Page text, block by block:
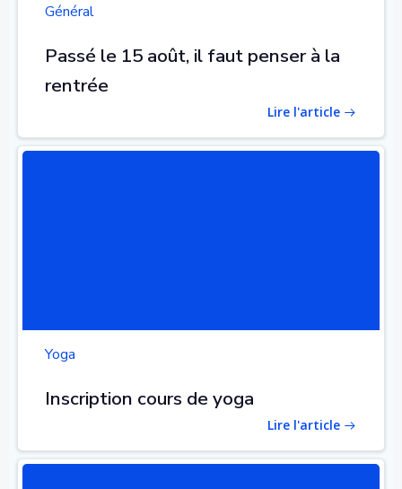
Général
Passé le 15 août, il faut penser à la
rentrée
Lire l'article
Yoga
Inscription cours de yoga
Lire l'article